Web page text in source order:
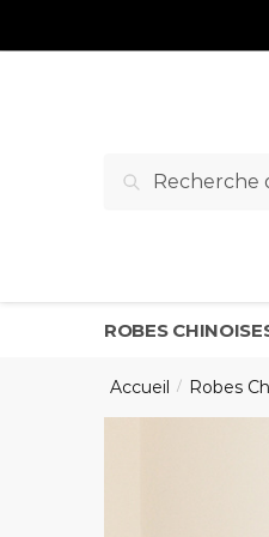
pour :
Recherche
ROBES
Accueil / Robes